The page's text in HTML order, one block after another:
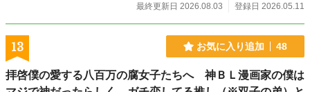
最終更新日 2026.08.03
登録日 2026.05.11
13 お気に入り追加 48
拝啓僕の愛する八百万の腐女子たちへ 神ＢＬ漫画家の僕は